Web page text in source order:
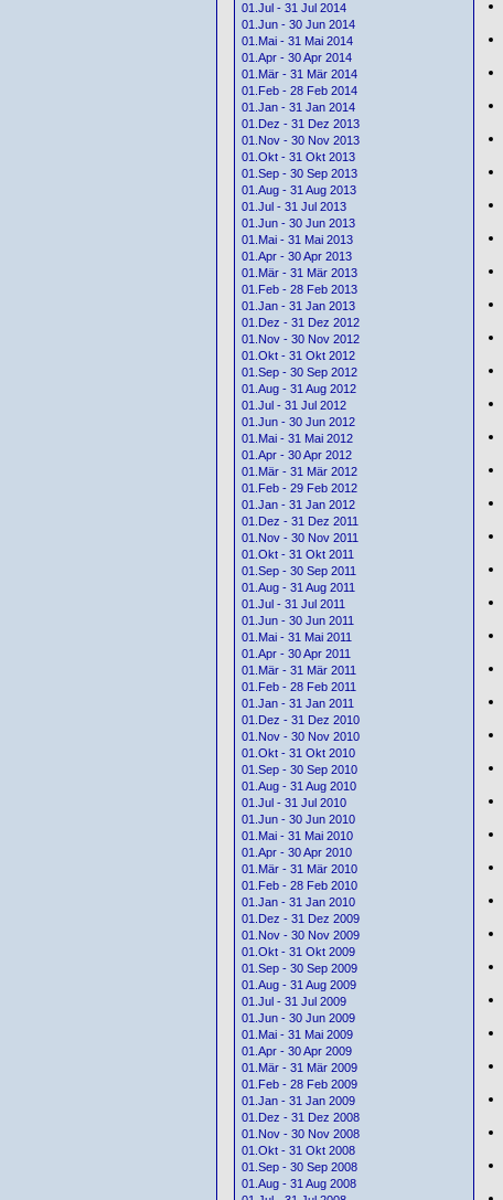
01.Jul - 31 Jul 2014
01.Jun - 30 Jun 2014
01.Mai - 31 Mai 2014
01.Apr - 30 Apr 2014
01.Mär - 31 Mär 2014
01.Feb - 28 Feb 2014
01.Jan - 31 Jan 2014
01.Dez - 31 Dez 2013
01.Nov - 30 Nov 2013
01.Okt - 31 Okt 2013
01.Sep - 30 Sep 2013
01.Aug - 31 Aug 2013
01.Jul - 31 Jul 2013
01.Jun - 30 Jun 2013
01.Mai - 31 Mai 2013
01.Apr - 30 Apr 2013
01.Mär - 31 Mär 2013
01.Feb - 28 Feb 2013
01.Jan - 31 Jan 2013
01.Dez - 31 Dez 2012
01.Nov - 30 Nov 2012
01.Okt - 31 Okt 2012
01.Sep - 30 Sep 2012
01.Aug - 31 Aug 2012
01.Jul - 31 Jul 2012
01.Jun - 30 Jun 2012
01.Mai - 31 Mai 2012
01.Apr - 30 Apr 2012
01.Mär - 31 Mär 2012
01.Feb - 29 Feb 2012
01.Jan - 31 Jan 2012
01.Dez - 31 Dez 2011
01.Nov - 30 Nov 2011
01.Okt - 31 Okt 2011
01.Sep - 30 Sep 2011
01.Aug - 31 Aug 2011
01.Jul - 31 Jul 2011
01.Jun - 30 Jun 2011
01.Mai - 31 Mai 2011
01.Apr - 30 Apr 2011
01.Mär - 31 Mär 2011
01.Feb - 28 Feb 2011
01.Jan - 31 Jan 2011
01.Dez - 31 Dez 2010
01.Nov - 30 Nov 2010
01.Okt - 31 Okt 2010
01.Sep - 30 Sep 2010
01.Aug - 31 Aug 2010
01.Jul - 31 Jul 2010
01.Jun - 30 Jun 2010
01.Mai - 31 Mai 2010
01.Apr - 30 Apr 2010
01.Mär - 31 Mär 2010
01.Feb - 28 Feb 2010
01.Jan - 31 Jan 2010
01.Dez - 31 Dez 2009
01.Nov - 30 Nov 2009
01.Okt - 31 Okt 2009
01.Sep - 30 Sep 2009
01.Aug - 31 Aug 2009
01.Jul - 31 Jul 2009
01.Jun - 30 Jun 2009
01.Mai - 31 Mai 2009
01.Apr - 30 Apr 2009
01.Mär - 31 Mär 2009
01.Feb - 28 Feb 2009
01.Jan - 31 Jan 2009
01.Dez - 31 Dez 2008
01.Nov - 30 Nov 2008
01.Okt - 31 Okt 2008
01.Sep - 30 Sep 2008
01.Aug - 31 Aug 2008